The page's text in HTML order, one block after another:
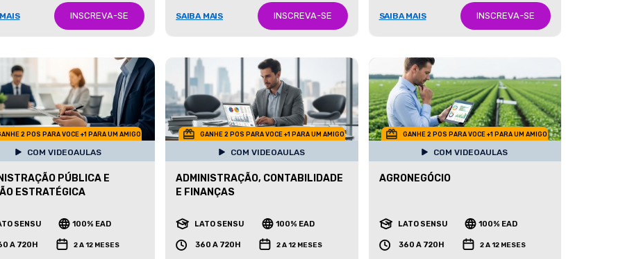
INSCREVA-SE SAIBA MAIS INSCREVA-SE SAIBA MAIS INSCREVA-SE
2 POS PARA VOCE +1 PARA UM AMIGO
COM VIDEOAULAS
PÚBLICA E
ESTRATÉGICA
SENSU 100% EAD
A 720H 2 A 12 MESES
GANHE 2 POS PARA VOCE +1 PARA UM AMIGO
COM VIDEOAULAS
ADMINISTRAÇÃO, CONTABILIDADE
E FINANÇAS
LATO SENSU 100% EAD
360 A 720H 2 A 12 MESES
GANHE 2 POS PARA VOCE +1 PARA UM AMIGO
COM VIDEOAULAS
AGRONEGÓCIO
LATO SENSU 100% EAD
360 A 720H 2 A 12 MESES